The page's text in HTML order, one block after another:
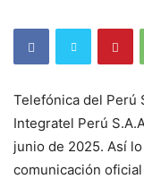
Telefónica del Perú
Integratel Perú
junio de 2025. Así
comunicación